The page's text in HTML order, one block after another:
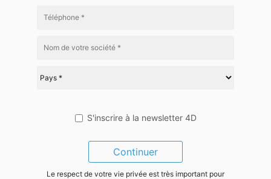
S'inscrire à la newsletter 4D
Continuer
Le respect de votre vie privée est très important pour